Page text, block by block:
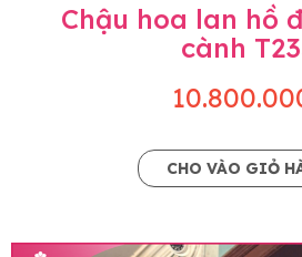
Chậu hoa lan hồ
cành
CHO VÀO GIỎ